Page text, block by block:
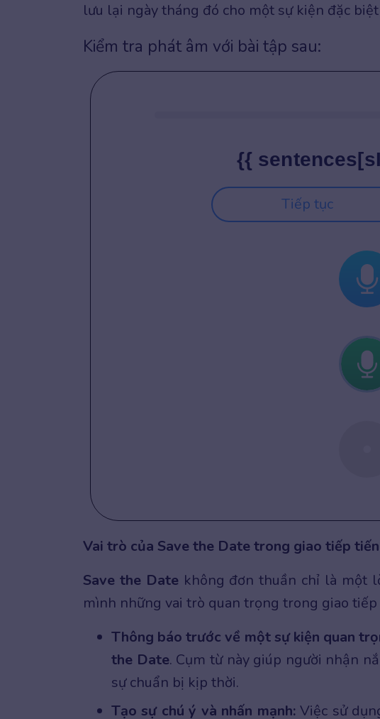
lưu lại ngày tháng đó cho một sự kiện đặc
Kiểm tra phát âm với bài tập sau:
{{
Tiếp tục
Vai trò của Save the Date trong giao tiếp
Save the Datekhông đơn thuần chỉ là một
mình những vai trò quan trọng trong giao tiếp
Thông báo trước về một sự kiện quan
the Date. Cụm từ này giúp người nhận
sự chuẩn bị kịp thời.
Tạo sự chú ý và nhấn mạnh:Việc sử